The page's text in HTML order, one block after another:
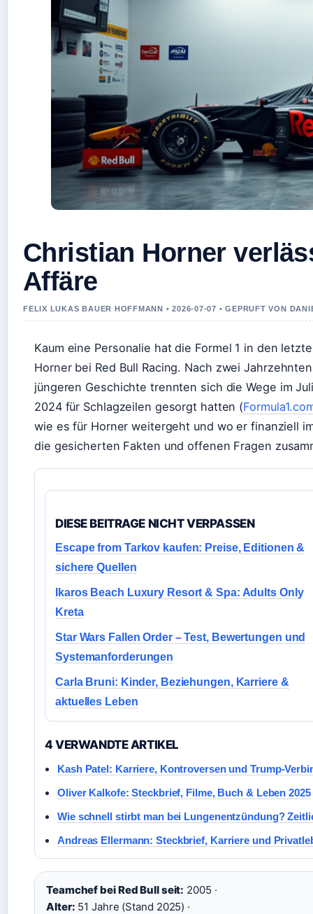
Christian Horner
Affäre
FELIX LUKAS BAUER HOFFMANN • 2026-07-07 • GEPRUFT VON
Kaum eine Personalie hat die Formel 1 in den
Horner bei Red Bull Racing. Nach zwei
jüngeren Geschichte trennten sich die Wege im
2024 für Schlagzeilen gesorgt hatten (
wie es für Horner weitergeht und wo er finanziell
die gesicherten Fakten und offenen Fragen
DIESE BEITRAGE NICHT VERPASSEN
Escape from Tarkov kaufen: Preise, Editionen &
sichere Quellen
Ikaros Beach Luxury Resort & Spa: Adults Only
Kreta
Star Wars Fallen Order – Test, Bewertungen und
Systemanforderungen
Carla Bruni: Kinder, Beziehungen, Karriere &
aktuelles Leben
4 VERWANDTE ARTIKEL
Kash Patel: Karriere, Kontroversen und Trump-
Oliver Kalkofe: Steckbrief, Filme, Buch & Leben 2025
Wie schnell stirbt man bei Lungenentzündung?
Andreas Ellermann: Steckbrief, Karriere und
Teamchef bei Red Bull seit: 2005 ·
Alter: 51 Jahre (Stand 2025) ·